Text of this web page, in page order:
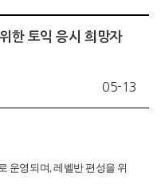
한 토익 응시 희망자
05-13
운영되며, 레벨반 편성을 위